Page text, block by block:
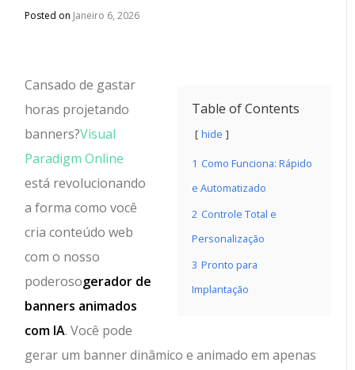
Posted on Janeiro 6, 2026
Table of Contents
hide
1 Como Funciona: Rápido
e Automatizado
2 Controle Total e
Personalização
3 Pronto para
Implantação
Cansado de gastar
horas projetando
banners?Visual
Paradigm Online
está revolucionando
a forma como você
cria conteúdo web
com o nosso
poderosogerador de
banners animados
com IA. Você pode
gerar um banner dinâmico e animado em apenas